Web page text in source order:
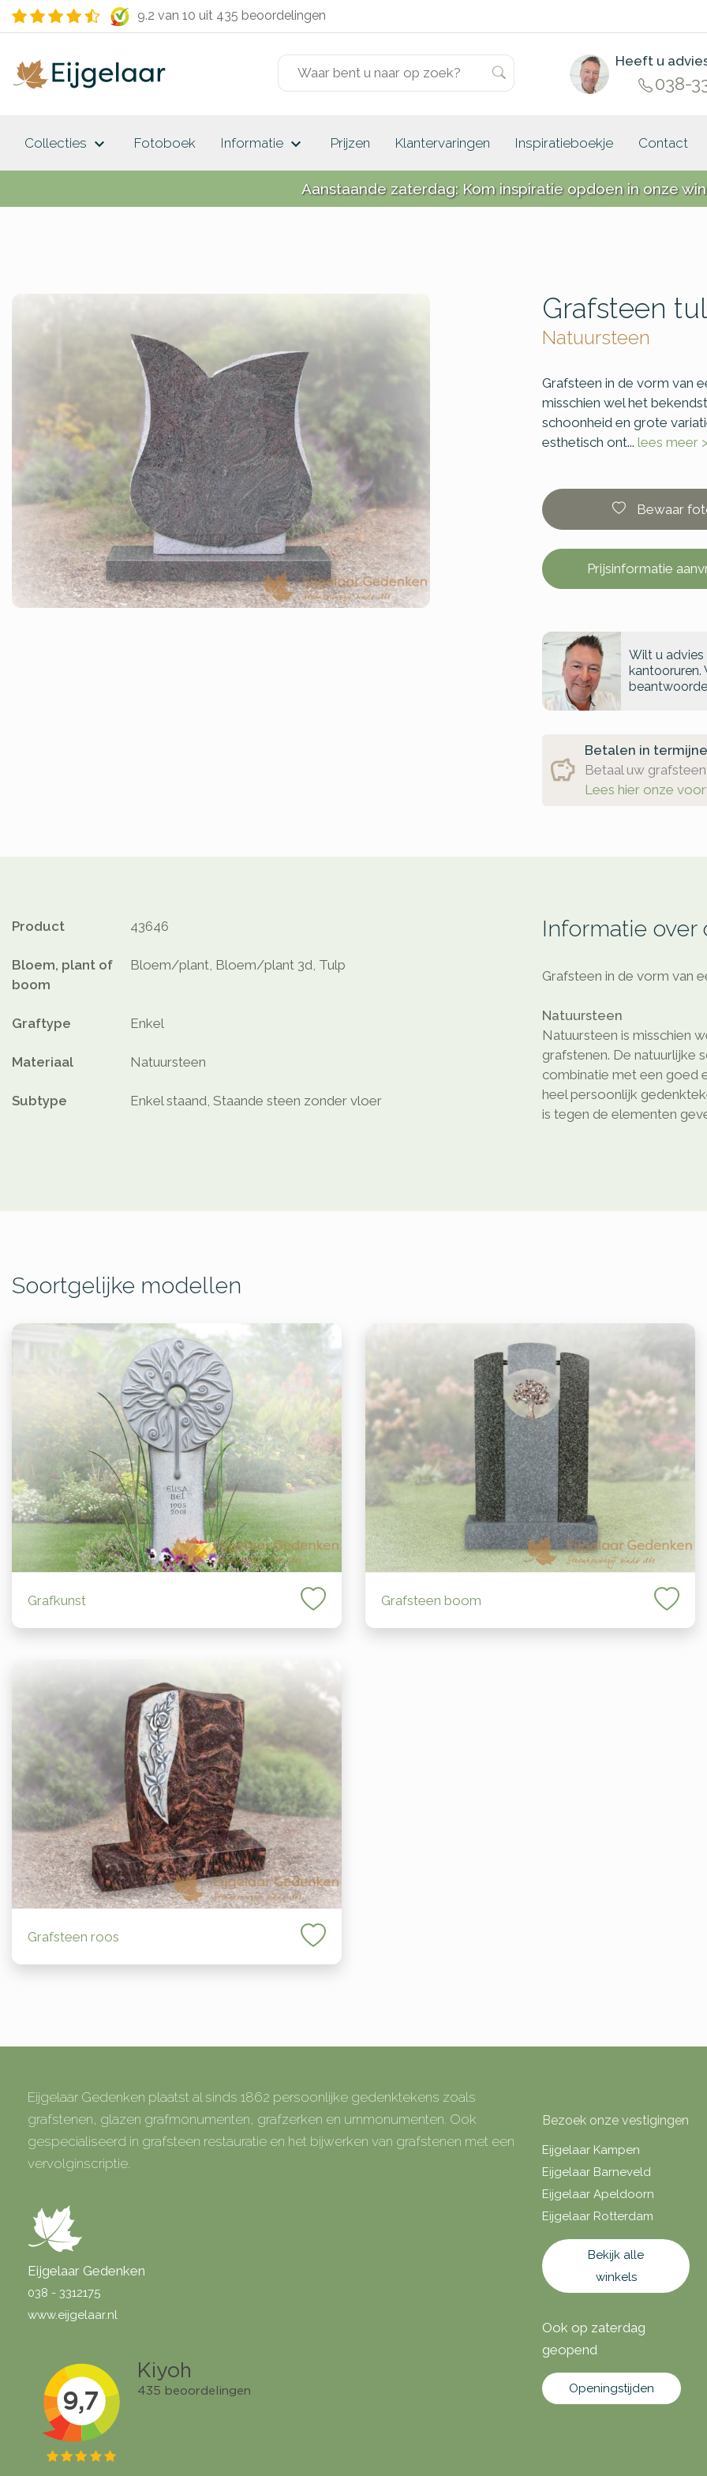
9.2 van 10 uit 435 beoordelingen
Heeft u
038-
Collecties keyboard_arrow_down Fotoboek Informatie keyboard_arrow_down Prijzen Klantervaringen Inspiratieboekje Contact
Aanstaande zaterdag: Kom inspiratie opdoen in onze
Grafsteen
Natuursteen
Grafsteen in de vorm van
misschien wel het
schoonheid en grote
esthetisch ont... lees meer >
Bewaar
Prijsinformatie
Wilt u
kantooruren.
Betalen in
Betaal uw
Lees hier onze
Product 43646
Bloem, plant of
boom
Bloem/plant, Bloem/plant 3d, Tulp
Graftype Enkel
Materiaal Natuursteen
Subtype Enkel staand, Staande steen zonder vloer
Informatie
Grafsteen in de vorm van
Natuursteen
Natuursteen is misschien
grafstenen. De natuurlijke
combinatie met een goed
heel persoonlijk
is tegen de elementen
Soortgelijke modellen
Grafkunst Grafsteen boom
Grafsteen roos
Eijgelaar Gedenken plaatst al sinds 1862 persoonlijke gedenktekens zoals
grafstenen, glazen grafmonumenten, grafzerken en urnmonumenten. Ook
gespecialiseerd in grafsteen restauratie en het bijwerken van grafstenen met een
vervolginscriptie.
Eijgelaar Gedenken
038 - 3312175
www.eijgelaar.nl
Bezoek onze vestigingen
Eijgelaar Kampen
Eijgelaar Barneveld
Eijgelaar Apeldoorn
Eijgelaar Rotterdam
Bekijk alle
winkels
Ook op zaterdag
geopend
Openingstijden